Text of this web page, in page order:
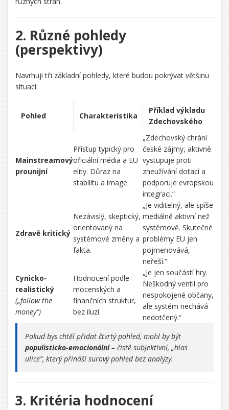
2. Různé pohledy
(perspektivy)
Navrhuji tři základní pohledy, které budou pokrývat většinu
situací:
Pohled Charakteristika
Příklad výkladu
Zdechovského
Mainstreamový
prounijní
Přístup typický pro
oficiální média a EU
elity. Důraz na
stabilitu a image.
„Zdechovský chrání
české zájmy, aktivně
vystupuje proti
zneužívání dotací a
podporuje evropskou
integraci.“
Zdravě kritický
Nezávislý, skeptický,
orientovaný na
systémové změny a
fakta.
„Je viditelný, ale spíše
mediálně aktivní než
systémově. Skutečné
problémy EU jen
pojmenovává,
neřeší.“
Cynicko-
realistický
(„follow the
money“)
Hodnocení podle
mocenských a
finančních struktur,
bez iluzí.
„Je jen součástí hry.
Neškodný ventil pro
nespokojené občany,
ale systém nechává
nedotčený.“
Pokud bys chtěl přidat čtvrtý pohled, mohl by být
populisticko-emocionální– čistě subjektivní, „hlas
ulice“, který přináší surový pohled bez analýzy.
3. Kritéria hodnocení